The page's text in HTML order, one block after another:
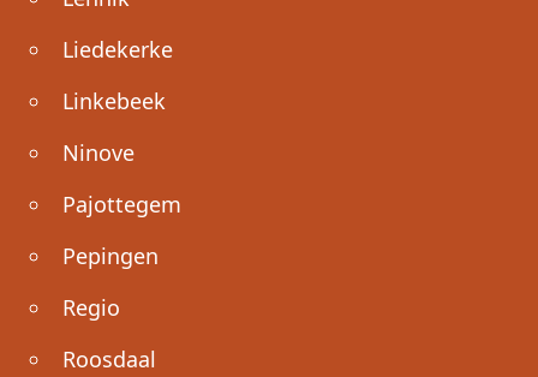
Liedekerke
Linkebeek
Ninove
Pajottegem
Pepingen
Regio
Roosdaal